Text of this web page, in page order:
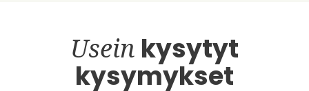
Usein kysytyt
kysymykset